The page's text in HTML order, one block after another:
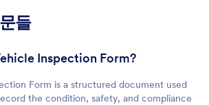
들
Inspection Form?
Form is a structured document used
the condition, safety, and compliance